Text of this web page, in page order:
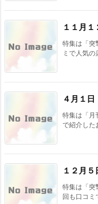
１１月
特集は「突
ミで人気
４月１
特集は「月
で紹介した
１２月
特集は「突
回も口コミ